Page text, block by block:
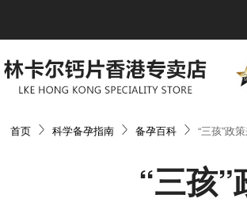
首页 科学备孕指南 备孕百科 “三孩”政
“三孩